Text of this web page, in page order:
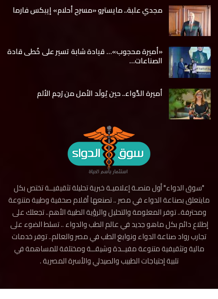
مجدي علبة.. مايسترو «مسرح أحلام» إيبكس فارما
«أميرة محجوب»… قيادة شابة تسير على خُطى قادة
الصناعات…
أميرة الدَّواء.. حين يُولَد الأمل من رَحِم الألم
"سوق الدواء" أول منصـة إعلاميـة خبرية تحليلة تثقيفيــة تختص بكل
مايتعلق بصناعة الدواء في مصر .. تصنعها أقلام صحفية وطبية متنوعة
ومحترفة.. توفر المعلومة والتحليل والرؤية الطبية الأهم.. تجعلك على
إطلاع دائم بكل ماهو جديد في عالم الطب والدواء .. تسلط الضوء على
تجارب رواد صناعة الدواء ونوابغ الطب في مصر والعالم.. توفر خدمات
مالية وتثقيفية متنوعة مفيــدة وشيقــة ومختلفة للمساهمة في
تلبية إحتياجات الطبيب والصيدلي والأسرة المصرية .